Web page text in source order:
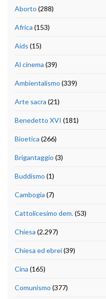
Aborto (288)
Africa (153)
Aids (15)
Al cinema (39)
Ambientalismo (339)
Arte sacra (21)
Benedetto XVI (181)
Bioetica (266)
Brigantaggio (3)
Buddismo (1)
Cambogia (7)
Cattolicesimo dem.(53)
Chiesa (2.297)
Chiesa ed ebrei(39)
Cina (165)
Comunismo (377)